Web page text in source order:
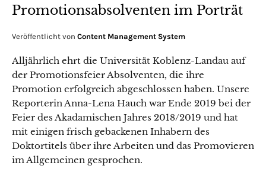
Promotionsabsolventen im Porträt
Veröffentlicht von Content Management System
Alljährlich ehrt die Universität Koblenz-Landau auf
der Promotionsfeier Absolventen, die ihre
Promotion erfolgreich abgeschlossen haben. Unsere
Reporterin Anna-Lena Hauch war Ende 2019 bei der
Feier des Akadamischen Jahres 2018/2019 und hat
mit einigen frisch gebackenen Inhabern des
Doktortitels über ihre Arbeiten und das Promovieren
im Allgemeinen gesprochen.